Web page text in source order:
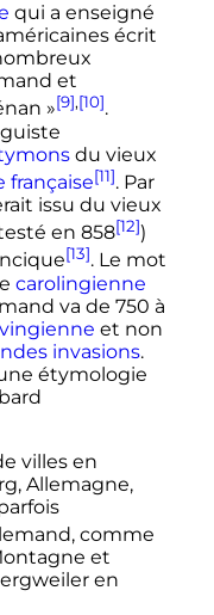
qui a enseigné
écrit
et
»[9],[10].
du vieux
française[11]. Par
issu du vieux
en 858[12])
[13]. Le mot
carolingienne
va de 750 à
et non
invasions.
étymologie
villes en
Allemagne,
comme
et
en